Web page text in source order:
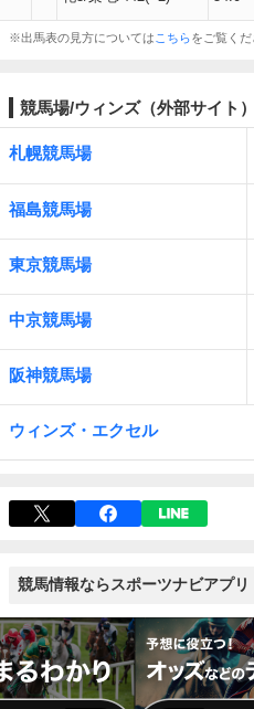
※出馬表の見方については こちらをご覧くだ
競馬場/ウィンズ（外部サイト）
札幌競馬場
福島競馬場
東京競馬場
中京競馬場
阪神競馬場
ウィンズ・エクセル
競馬情報ならスポーツナビアプリ